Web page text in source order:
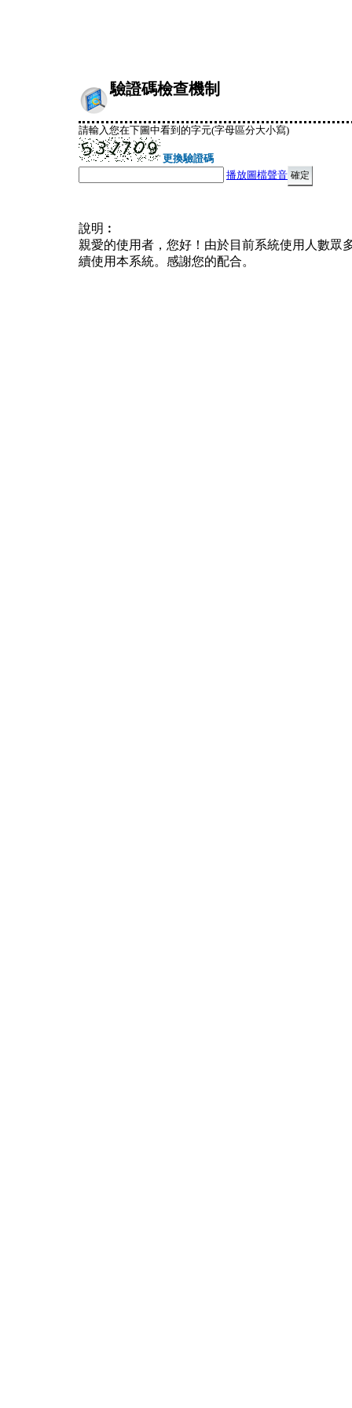
驗證碼檢查機制
請輸入您在下圖中看到的字元(字母區分大小寫)
更換驗證碼
播放圖檔聲音
說明︰
親愛的使用者，您好！由於目前系統使用人數眾
續使用本系統。感謝您的配合。